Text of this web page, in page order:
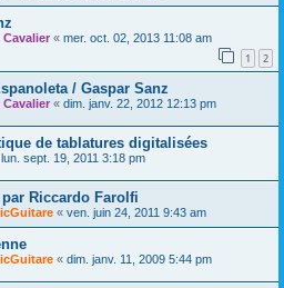
Cavalier « mer. oct. 02, 2013 11:08 am
1 2
/ Gaspar Sanz
Cavalier « dim. janv. 22, 2012 12:13 pm
de tablatures digitalisées
lun. sept. 19, 2011 3:18 pm
Riccardo Farolfi
« ven. juin 24, 2011 9:43 am
« dim. janv. 11, 2009 5:44 pm